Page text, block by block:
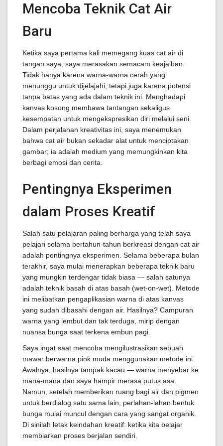
Mencoba Teknik Cat Air
Baru
Ketika saya pertama kali memegang kuas cat air di
tangan saya, saya merasakan semacam keajaiban.
Tidak hanya karena warna-warna cerah yang
menunggu untuk dijelajahi, tetapi juga karena potensi
tanpa batas yang ada dalam teknik ini. Menghadapi
kanvas kosong membawa tantangan sekaligus
kesempatan untuk mengekspresikan diri melalui seni.
Dalam perjalanan kreativitas ini, saya menemukan
bahwa cat air bukan sekadar alat untuk menciptakan
gambar; ia adalah medium yang memungkinkan kita
berbagi emosi dan cerita.
Pentingnya Eksperimen
dalam Proses Kreatif
Salah satu pelajaran paling berharga yang telah saya
pelajari selama bertahun-tahun berkreasi dengan cat air
adalah pentingnya eksperimen. Selama beberapa bulan
terakhir, saya mulai menerapkan beberapa teknik baru
yang mungkin terdengar tidak biasa — salah satunya
adalah teknik basah di atas basah (wet-on-wet). Metode
ini melibatkan pengaplikasian warna di atas kanvas
yang sudah dibasahi dengan air. Hasilnya? Campuran
warna yang lembut dan tak terduga, mirip dengan
nuansa bunga saat terkena embun pagi.
Saya ingat saat mencoba mengilustrasikan sebuah
mawar berwarna pink muda menggunakan metode ini.
Awalnya, hasilnya tampak kacau — warna menyebar ke
mana-mana dan saya hampir merasa putus asa.
Namun, setelah memberikan ruang bagi air dan pigmen
untuk berdialog satu sama lain, perlahan-lahan bentuk
bunga mulai muncul dengan cara yang sangat organik.
Di sinilah letak keindahan kreatif: ketika kita belajar
membiarkan proses berjalan sendiri.